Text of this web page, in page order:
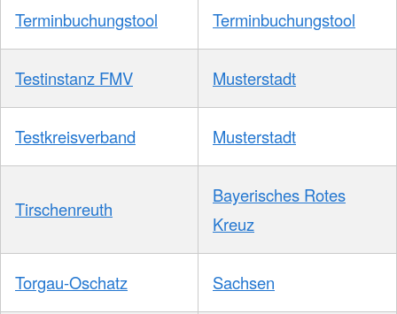
Terminbuchungstool Terminbuchungstool
Testinstanz FMV Musterstadt
Testkreisverband Musterstadt
Tirschenreuth
Bayerisches Rotes
Kreuz
Torgau-Oschatz Sachsen